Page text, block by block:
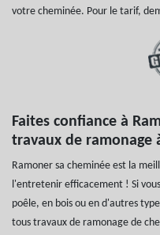
votre cheminée. Pour le tarif,
Faites confiance à
travaux de ramonage
Ramoner sa cheminée est la
l'entretenir efficacement ! Si
poêle, en bois ou en d'autres
tous travaux de ramonage de